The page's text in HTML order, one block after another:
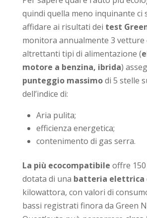
quindi quella meno inquinante ci
affidare ai risultati dei test
monitora annualmente 3 vetture
altrettanti tipi di alimentazione (
motore a benzina, ibrida)
punteggio massimodi 5 stelle
dell’indice di:
Aria pulita;
efficienza energetica;
contenimento di gas serra.
La più ecocompatibile offre
dotata di una batteria elettrica
kilowattora, con valori di
bassi registrati finora da Green